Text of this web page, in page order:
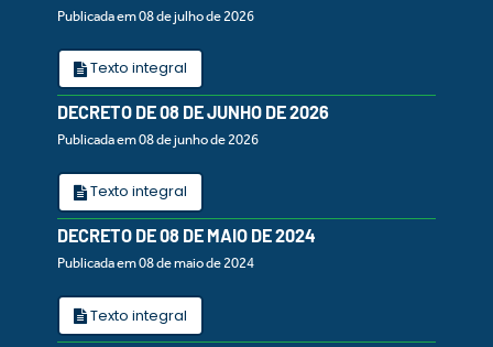
Publicada em 08 de julho de 2026
Texto integral
DECRETO DE 08 DE JUNHO DE 2026
Publicada em 08 de junho de 2026
Texto integral
DECRETO DE 08 DE MAIO DE 2024
Publicada em 08 de maio de 2024
Texto integral